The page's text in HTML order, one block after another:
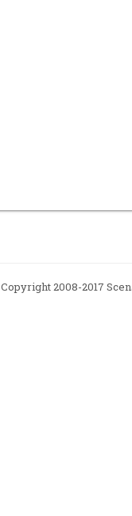
2008-2017